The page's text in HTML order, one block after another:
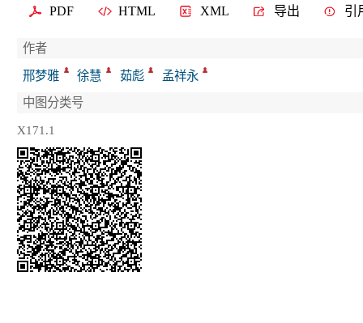
PDF HTML XML 导出 引
作者
邢梦雅
徐慧 茹彪
孟祥永
中图分类号
X171.1